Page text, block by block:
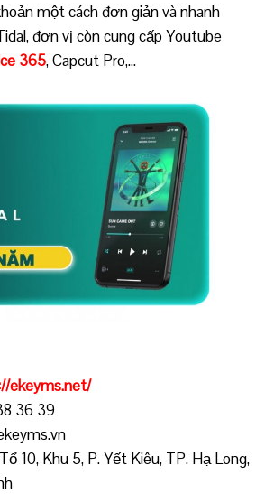
một cách đơn giản và nhanh
đơn vị còn cung cấp Youtube
365, Capcut Pro,…
ekeyms.net/
36 39
10, Khu 5, P. Yết Kiêu, TP. Hạ Long,